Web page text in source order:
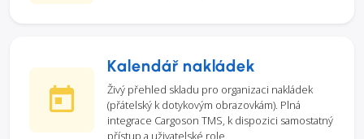
Kalendář nakládek
Živý přehled skladu pro organizaci nakládek
(přátelský k dotykovým obrazovkám). Plná
integrace Cargoson TMS, k dispozici samostatný
přístup a uživatelské role.